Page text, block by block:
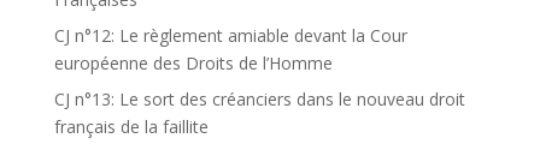
CJ n°12: Le règlement amiable devant la Cour
européenne des Droits de l’Homme
CJ n°13: Le sort des créanciers dans le nouveau droit
français de la faillite